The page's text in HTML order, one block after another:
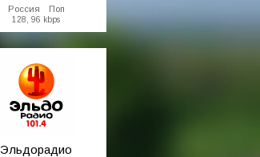
Россия Поп
128, 96 kbps
Эльдорадио